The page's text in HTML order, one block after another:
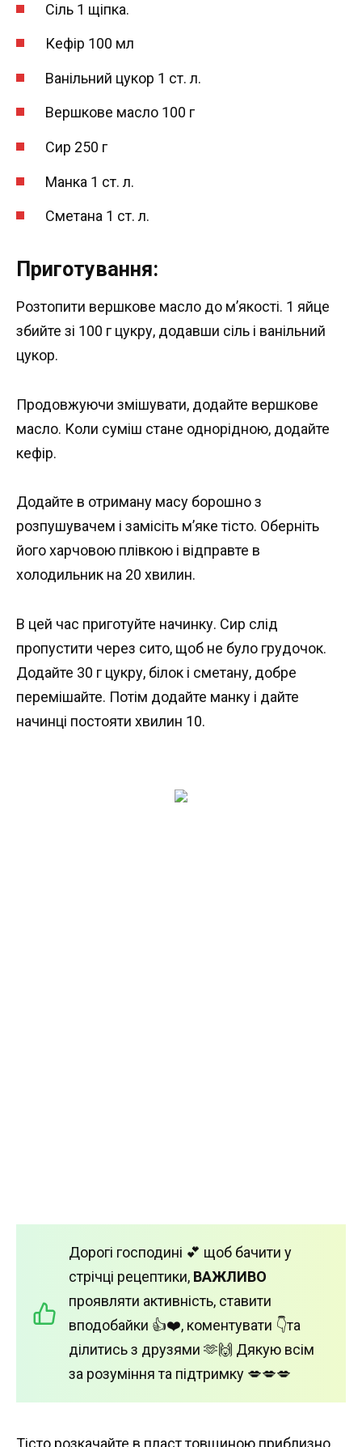
Сіль 1 щіпка.
Кефір 100 мл
Ванільний цукор 1 ст. л.
Вершкове масло 100 г
Сир 250 г
Манка 1 ст. л.
Сметана 1 ст. л.
Приготування:
Розтопити вершкове масло до м’якості. 1 яйце
збийте зі 100 г цукру, додавши сіль і ванільний
цукор.
Продовжуючи змішувати, додайте вершкове
масло. Коли суміш стане однорідною, додайте
кефір.
Додайте в отриману масу борошно з
розпушувачем і замісіть м’яке тісто. Оберніть
його харчовою плівкою і відправте в
холодильник на 20 хвилин.
В цей час приготуйте начинку. Сир слід
пропустити через сито, щоб не було грудочок.
Додайте 30 г цукру, білок і сметану, добре
перемішайте. Потім додайте манку і дайте
начинці постояти хвилин 10.
Дорогі господині 💕 щоб бачити у
стрічці рецептики, ВАЖЛИВО
проявляти активність, ставити
вподобайки 👍❤️, коментувати 👇та
ділитись з друзями 🫶🙌 Дякую всім
за розуміння та підтримку 💋💋💋
Тісто розкачайте в пласт товщиною приблизно